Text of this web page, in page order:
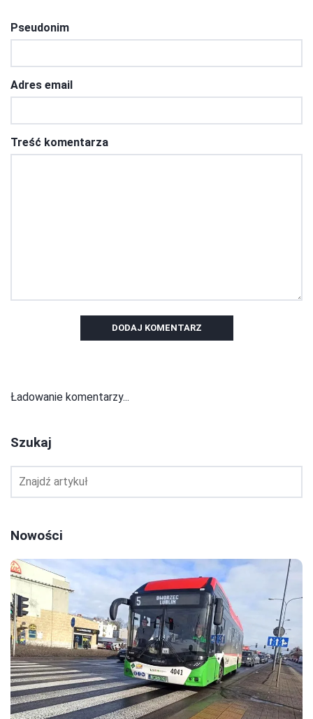
Pseudonim
Adres email
Treść komentarza
DODAJ KOMENTARZ
Ładowanie komentarzy...
Szukaj
Nowości